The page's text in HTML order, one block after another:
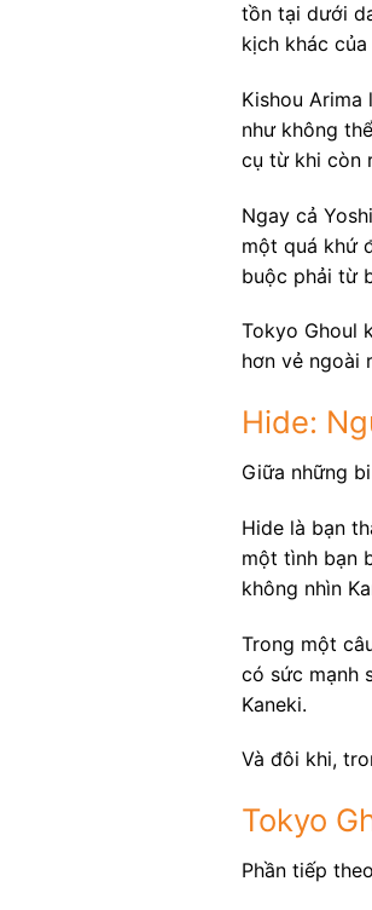
tồn tại dưới
kịch khác
Kishou Arima
như không
cụ từ khi còn
Ngay cả
một quá khứ
buộc phải từ
Tokyo Ghoul
hơn vẻ ngoài
Hide:
Giữa những
Hide là bạn
một tình bạn
không nhìn
Trong một
có sức mạnh
Kaneki.
Và đôi khi,
Tokyo
Phần tiếp